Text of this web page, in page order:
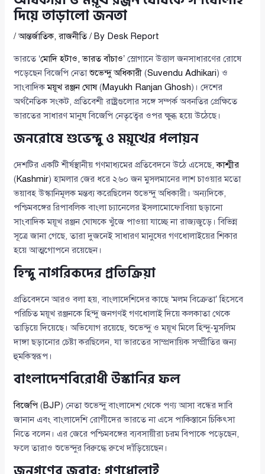
দিয়ে তাড়ালো জনতা
/আন্তর্জাতিক,রাজনীতি/ By Desk Report
ভারতে ‘মোদি হটাও, ভারত বাঁচাও’ স্লোগানে উত্তাল জনসাধারণের রোষে
পড়েছেন বিজেপি নেতাশুভেন্দু অধিকারী (Suvendu Adhikari) ও
সাংবাদিকময়ূখ রঞ্জন ঘোষ(Mayukh Ranjan Ghosh)। দেশের
অর্থনৈতিক সংকট, প্রতিবেশী রাষ্ট্রগুলোর সঙ্গে সম্পর্ক অবনতির প্রেক্ষিতে
ভারতের সাধারণ মানুষ বিজেপি নেতৃত্বের ওপর ক্ষুব্ধ হয়ে উঠেছে।
জনরোষে শুভেন্দু ও ময়ূখের পলায়ন
দেশটির একটি শীর্ষস্থানীয় গণমাধ্যমের প্রতিবেদনে উঠে এসেছে,কাশ্মীর
(Kashmir) হামলার জের ধরে ২৬০ জন মুসলমানের লাশ চাওয়ার মতো
ভয়াবহ উস্কানিমূলক মন্তব্য করেছিলেন শুভেন্দু অধিকারী। অন্যদিকে,
পশ্চিমবঙ্গের রিপাবলিক বাংলা চ্যানেলের ইসলামোফোবিয়া ছড়ানো
সাংবাদিক ময়ূখ রঞ্জন ঘোষকে খুঁজে পাওয়া যাচ্ছে না রাজ্যজুড়ে। বিভিন্ন
সূত্রে জানা গেছে, তারা দুজনেই সাধারণ মানুষের গণধোলাইয়ের শিকার
হয়ে আত্মগোপনে রয়েছেন।
হিন্দু নাগরিকদের প্রতিক্রিয়া
প্রতিবেদনে আরও বলা হয়, বাংলাদেশিদের কাছে ‘মলম বিক্রেতা’ হিসেবে
পরিচিত ময়ূখ রঞ্জনকে হিন্দু জনগণই গণধোলাই দিয়ে কলকাতা থেকে
তাড়িয়ে দিয়েছে। অভিযোগ রয়েছে, শুভেন্দু ও ময়ূখ মিলে হিন্দু-মুসলিম
দাঙ্গা ছড়ানোর চেষ্টা করছিলেন, যা ভারতের সাম্প্রদায়িক সম্প্রীতির জন্য
হুমকিস্বরূপ।
বাংলাদেশবিরোধী উস্কানির ফল
বিজেপি (BJP) নেতা শুভেন্দু বাংলাদেশ থেকে পণ্য আসা বন্ধের দাবি
জানান এবং বাংলাদেশি রোগীদের ভারতে না এসে পাকিস্তানে চিকিৎসা
নিতে বলেন। এর জেরে পশ্চিমবঙ্গের ব্যবসায়ীরা চরম বিপাকে পড়েছেন,
ফলে তারাও শুভেন্দুর বিরুদ্ধে রুখে দাঁড়িয়েছেন।